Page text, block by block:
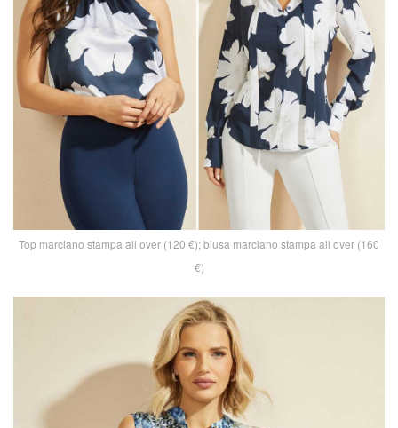
Top marciano stampa all over (120 €); blusa marciano stampa all over (160
€)